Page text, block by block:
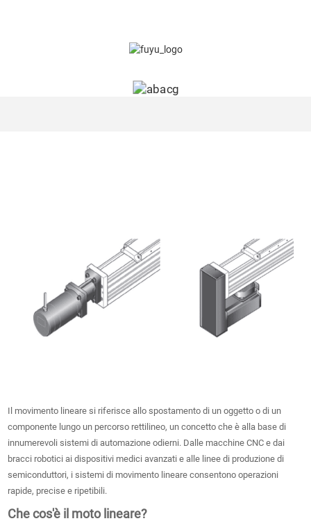
Il movimento lineare si riferisce allo spostamento di un oggetto o di un
componente lungo un percorso rettilineo, un concetto che è alla base di
innumerevoli sistemi di automazione odierni. Dalle macchine CNC e dai
bracci robotici ai dispositivi medici avanzati e alle linee di produzione di
semiconduttori, i sistemi di movimento lineare consentono operazioni
rapide, precise e ripetibili.
Che cos'è il moto lineare?